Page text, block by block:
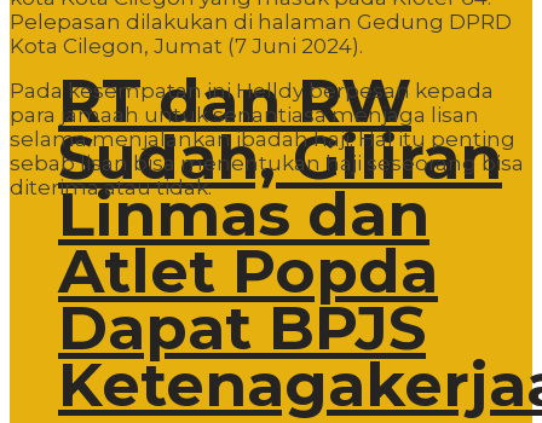
RT dan RW
Sudah, Giliran
Linmas dan
Atlet Popda
Dapat BPJS
Pelepasan dilakukan di halaman Gedung DPRD
Kota Cilegon, Jumat (7 Juni 2024).
Pada kesempatan ini Helldy berpesan kepada
para jamaah untuk senantiasa menjaga lisan
selama menjalankan ibadah haji. Hal itu penting
sebab lisan bisa menentukan haji seseorang bisa
diterima atau tidak.